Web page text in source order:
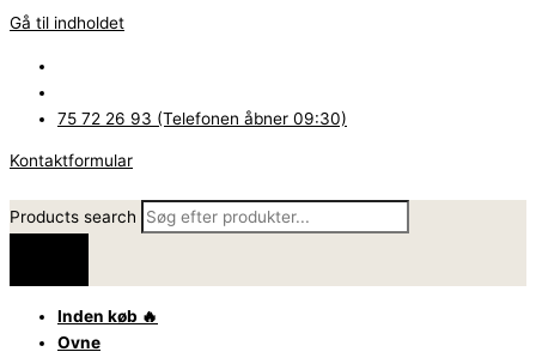
Gå til indholdet
75 72 26 93 (Telefonen åbner 09:30)
Kontaktformular
Products search
Inden køb 🔥
Ovne